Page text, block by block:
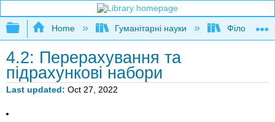
Expand/collapse global hierarchy
Home Гуманітарні науки Філософія
4.2: Перерахування та
підрахункові набори
Last updated Oct 27, 2022